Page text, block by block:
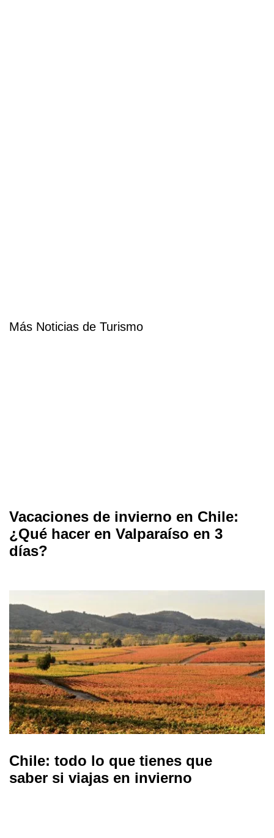
Más Noticias de Turismo
Vacaciones de invierno en Chile:
¿Qué hacer en Valparaíso en 3
días?
Chile: todo lo que tienes que
saber si viajas en invierno